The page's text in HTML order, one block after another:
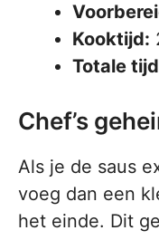
Kooktijd:
Totale
Chef’s
Als je de saus
voeg dan een
het einde. Dit